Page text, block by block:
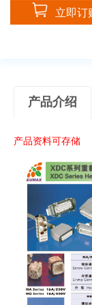
立即订
产品介绍
产品资料可存储